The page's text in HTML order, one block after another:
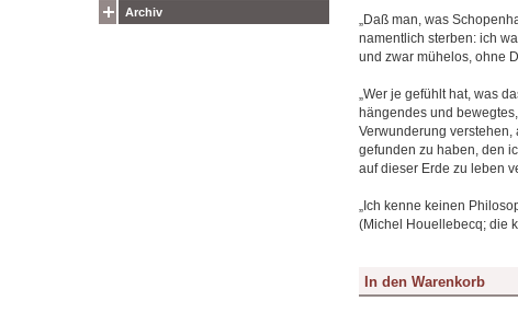
Archiv
„Daß man, was
namentlich sterben: ich
und zwar mühelos, ohne
„Wer je gefühlt hat, was
hängendes und
Verwunderung
gefunden zu haben, den
auf dieser Erde zu leben
„Ich kenne keinen
(Michel Houellebecq; die